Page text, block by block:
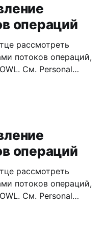
операций
рассмотреть
потоков операций,
and Forms, вы,
данного
много, но
операций
рассмотреть
потоков операций,
and Forms, вы,